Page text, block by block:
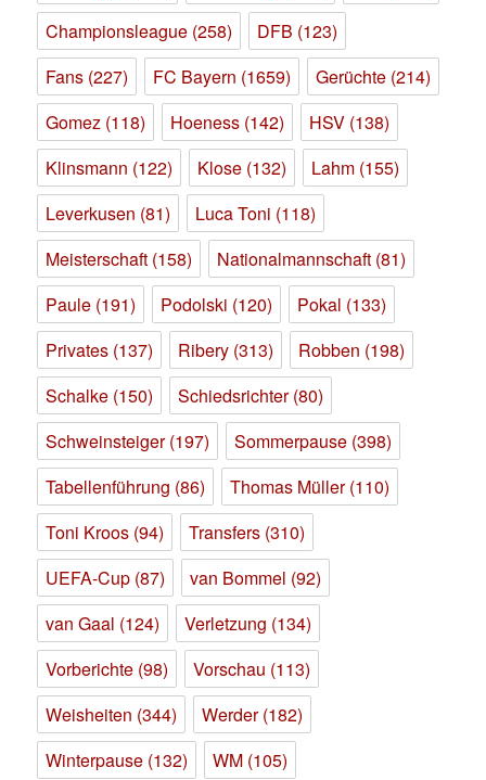
Championsleague (258) DFB (123)
Fans (227) FC Bayern (1659) Gerüchte (214)
Gomez (118) Hoeness (142) HSV (138)
Klinsmann (122) Klose (132) Lahm (155)
Leverkusen (81) Luca Toni (118)
Meisterschaft (158) Nationalmannschaft (81)
Paule (191) Podolski (120) Pokal (133)
Privates (137) Ribery (313) Robben (198)
Schalke (150) Schiedsrichter(80)
Schweinsteiger(197) Sommerpause (398)
Tabellenführung (86) Thomas Müller(110)
Toni Kroos (94) Transfers (310)
UEFA-Cup (87) van Bommel (92)
van Gaal (124) Verletzung (134)
Vorberichte (98) Vorschau (113)
Weisheiten (344) Werder(182)
Winterpause (132) WM (105)